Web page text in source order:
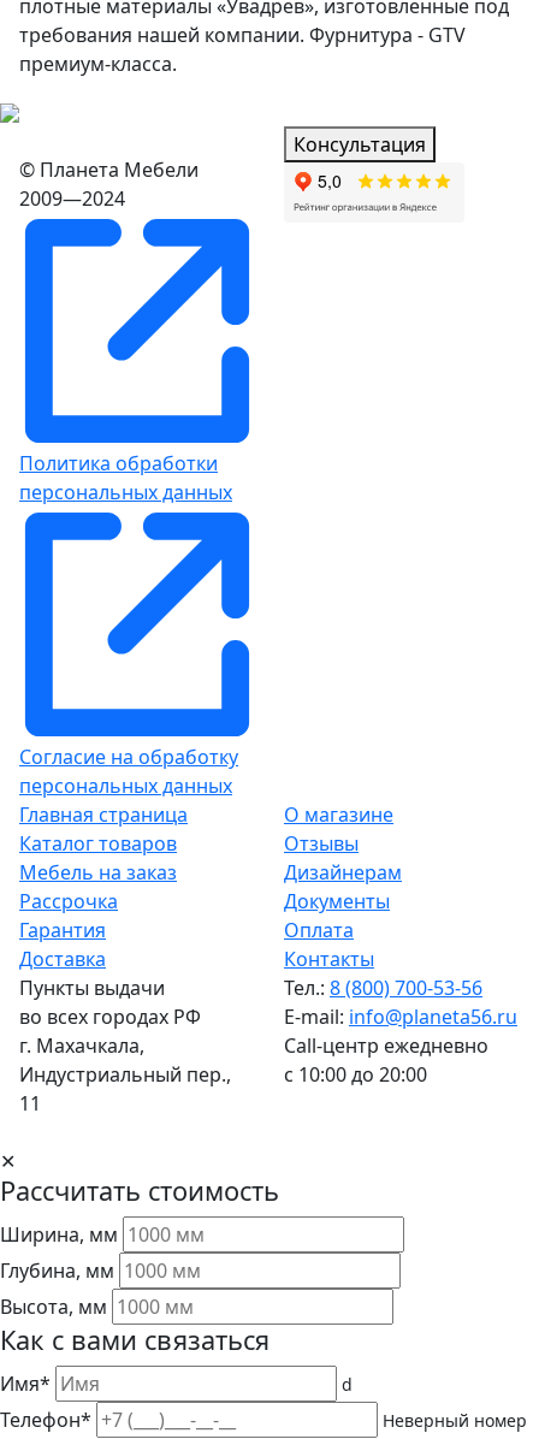
плотные материалы «Увадрев», изготовленные под
требования нашей компании. Фурнитура - GTV
премиум-класса.
© Планета Мебели
2009—2024
Политика обработки
персональных данных
Согласие на обработку
персональных данных
Главная страница
Каталог товаров
Мебель на заказ
Рассрочка
Гарантия
О магазине
Отзывы
Дизайнерам
Документы
Оплата
Доставка
Пункты выдачи
во всех городах РФ
г. Махачкала,
Индустриальный пер.,
11
Контакты
Тел.: 8 (800) 700-53-56
E-mail: info@planeta56.ru
Call-центр ежедневно
с 10:00 до 20:00
Консультация
✕
Рассчитать стоимость
Ширина, мм
Глубина, мм
Высота, мм
Как с вами связаться
Имя* d
Телефон*
Неверный номер